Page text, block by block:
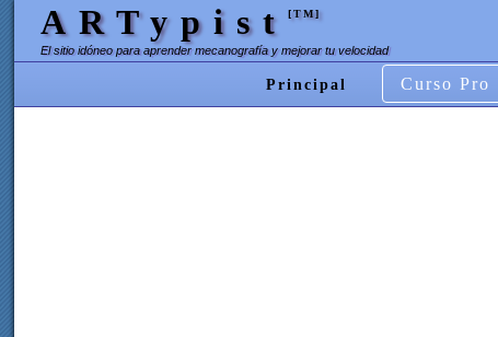
ARTypist[TM]
El sitio idóneo para aprender mecanografía y mejorar tu velocidad
Principal Curso Pro